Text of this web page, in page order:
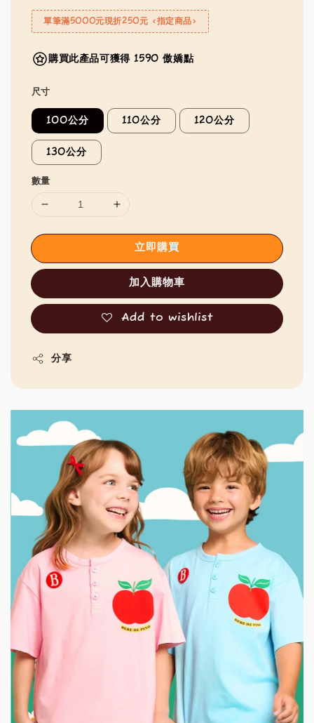
單筆滿5000元現折250元 <指定商品>
購買此產品可獲得 1590 傲嬌點
尺寸
100公分 110公分 120公分
130公分
數量
立即購買
加入購物車
Add to wishlist
分享